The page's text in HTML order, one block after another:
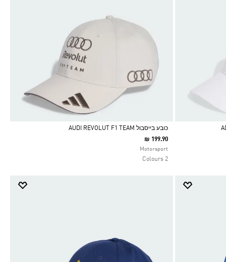
Selected
כובע בייסבול AUDI REVOLUT F1 TEAM
₪ 199.90
Motorsport
2 Colours